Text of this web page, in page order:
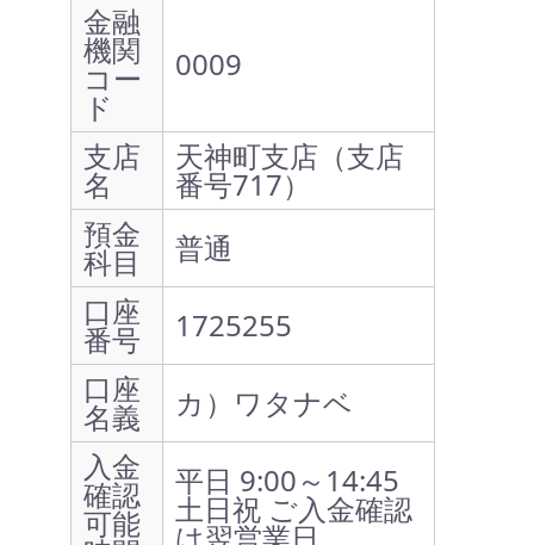
金融
機関
コー
ド
0009
支店
名
天神町支店（支店
番号717）
預金
科目
普通
口座
番号
1725255
口座
名義
カ）ワタナベ
入金
確認
可能
平日 9:00～14:45
土日祝 ご入金確認